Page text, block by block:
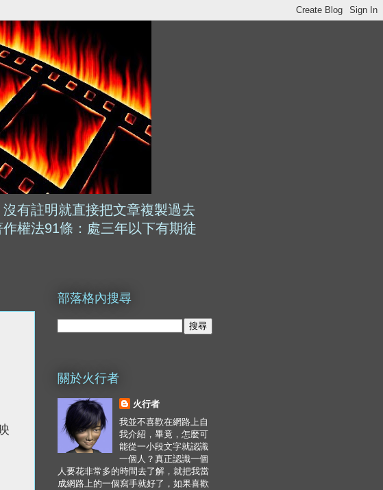
有註明就直接把文章複製過去
權法91條：處三年以下有期徒
部落格內搜尋
關於火行者
火行者
我並不喜歡在網路上自
我介紹，畢竟，怎麼可
能從一小段文字就認識
一個人？真正認識一個
人要花非常多的時間去了解，就把我當
成網路上的一個寫手就好了，如果喜歡